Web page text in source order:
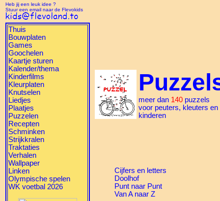
Heb jij een leuk idee ?
Stuur een email naar de Flevokids
Thuis
Bouwplaten
Games
Goochelen
Kaartje sturen
Kalender/thema
Kinderfilms
Kleurplaten
Knutselen
Liedjes
Plaatjes
Puzzelen
Recepten
Schminken
Strijkkralen
Traktaties
Verhalen
Wallpaper
Linken
Olympische spelen
WK voetbal 2026
meer dan 140 puzzels
voor peuters, kleuters en
kinderen
Cijfers en letters
Doolhof
Punt naar Punt
Van A naar Z